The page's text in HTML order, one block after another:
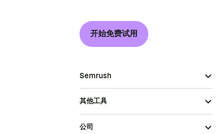
开始免费试用
Semrush
其他工具
公司